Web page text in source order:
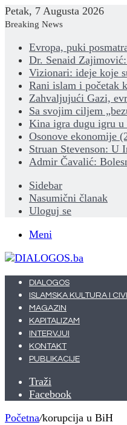
Petak, 7 Augusta 2026
Breaking News
Evropa, puki
Dr. Senaid
Vizionari: ideje koje
Rani islam i početak
Zahvaljujući Gazi,
Sa svojim ciljem
Kina igra dugu igru u
Osonove ekonomije
Struan Stevenson: U
Admir Čavalić:
Sidebar
Nasumični članak
Uloguj se
Meni
DIALOGOS
ISLAMSKA KULTURA I
MAGAZIN
KAPITALIZAM
INTERVJUI
KONTAKT
PUBLIKACIJE
Traži
Facebook
Početna/korupcija u BiH